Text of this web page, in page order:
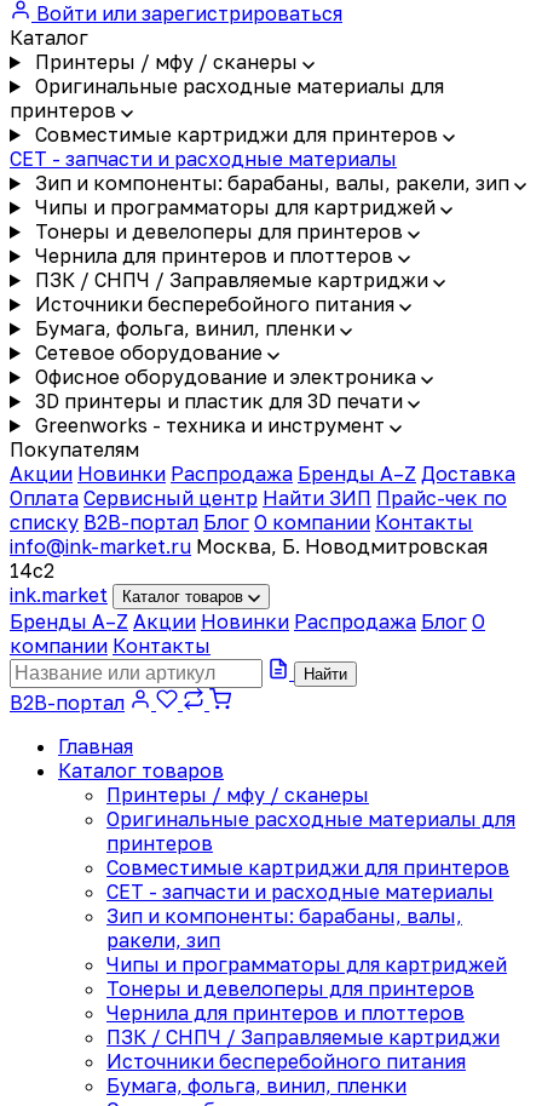
Войти или зарегистрироваться
Каталог
Принтеры / мфу / сканеры
Оригинальные расходные материалы для
принтеров
Совместимые картриджи для принтеров
CET - запчасти и расходные материалы
Зип и компоненты: барабаны, валы, ракели, зип
Чипы и программаторы для картриджей
Тонеры и девелоперы для принтеров
Чернила для принтеров и плоттеров
ПЗК / СНПЧ / Заправляемые картриджи
Источники бесперебойного питания
Бумага, фольга, винил, пленки
Сетевое оборудование
Офисное оборудование и электроника
3D принтеры и пластик для 3D печати
Greenworks - техника и инструмент
Покупателям
Акции Новинки Распродажа Бренды A–Z Доставка
Оплата Сервисный центр Найти ЗИП Прайс-чек по
списку B2B-портал Блог О компании Контакты
info@ink-market.ru Москва, Б. Новодмитровская
14с2
ink.market Каталог товаров
Бренды A–Z Акции Новинки Распродажа Блог О
компании Контакты
Найти
B2B-портал
Главная
Каталог товаров
Принтеры / мфу / сканеры
Оригинальные расходные материалы для
принтеров
Совместимые картриджи для принтеров
CET - запчасти и расходные материалы
Зип и компоненты: барабаны, валы,
ракели, зип
Чипы и программаторы для картриджей
Тонеры и девелоперы для принтеров
Чернила для принтеров и плоттеров
ПЗК / СНПЧ / Заправляемые картриджи
Источники бесперебойного питания
Бумага, фольга, винил, пленки